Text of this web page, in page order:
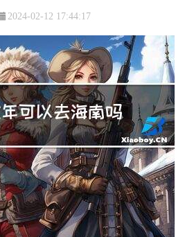
2024-02-12 17:44:17